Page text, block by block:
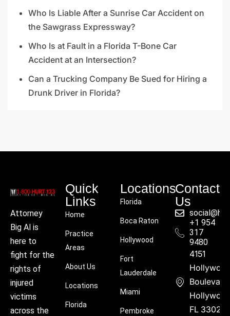
Who Is Liable After a Sunrise Car Accident on
the Sawgrass Expressway?
Who Is at Fault in a Florida T-Bone Car
Accident at an Intersection?
Can a Trucking Company Be Sued for Hiring a
Drunk Driver in Florida?
Attorney
Big Al is
here to
fight for the
rights of
injured
victims
across the
Quick
Links
Home
Practice
Areas
About Us
Locations
Florida
Locations
Florida
Boca Raton
Hollywood
Fort
Lauderdale
Miami
Pembroke
Contact
Us
+1 954
317
9480
4151
Boulevard,
FL 33021